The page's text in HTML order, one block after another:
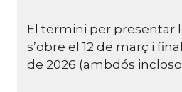
El termini per presentar
s’obre el 12 de març i
de 2026 (ambdós